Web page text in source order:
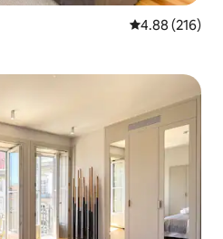
औसत रेटिंग 5 में से
4.88 (216)